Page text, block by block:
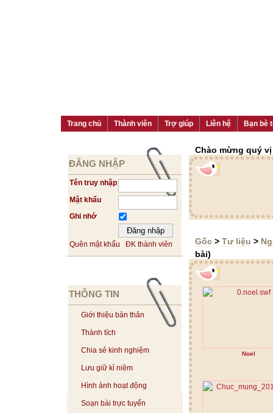
Trang chủ Thành viên Trợ giúp Liên hệ Bạn bè
ĐĂNG NHẬP
Tên truy nhập
Mật khẩu
Ghi nhớ
Quên mật khẩu ĐK thành viên
THÔNG TIN
Giới thiệu bản thân
Thành tích
Chia sẻ kinh nghiệm
Lưu giữ kỉ niệm
Hình ảnh hoạt động
Soạn bài trực tuyến
Chào mừng quý
Gốc > Tư liệu >
bài)
Noel